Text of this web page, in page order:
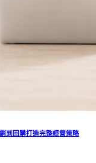
到回購打造完整經營策略